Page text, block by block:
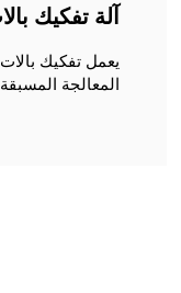
آلة تفكيك
يعمل تفكيك
المعالجة